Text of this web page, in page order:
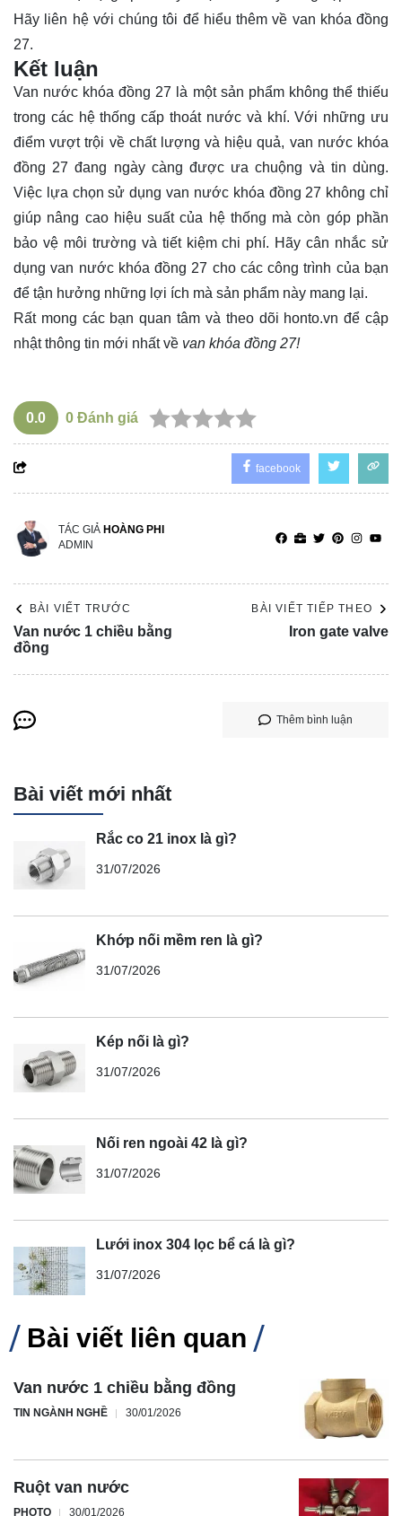
Hãy liên hệvới chúng tôi để hiểu thêm về van khóa đồng
27.
Kết luận
Van nước khóa đồng 27 là một sản phẩm không thể thiếu
trong các hệ thống cấp thoát nước và khí. Với những ưu
điểm vượt trội về chất lượng và hiệu quả, van nước khóa
đồng 27 đang ngày càng được ưa chuộng và tin dùng.
Việc lựa chọn sử dụng van nước khóa đồng 27 không chỉ
giúp nâng cao hiệu suất của hệ thống mà còn góp phần
bảo vệ môi trường và tiết kiệm chi phí. Hãy cân nhắc sử
dụng van nước khóa đồng 27 cho các công trình của bạn
để tận hưởng những lợi ích mà sản phẩm này mang lại.
Rất mong các bạn quan tâm và theo dõi honto.vn để cập
nhật thông tin mới nhất về van khóa đồng 27!
0.0 0 Đánh giá
facebook
TÁC GIẢ HOÀNG PHI
ADMIN
BÀI VIẾT TRƯỚC
Van nước 1 chiều bằng
đồng
BÀI VIẾT TIẾP THEO
Iron gate valve
Thêm bình luận
Bài viết mới nhất
Rắc co 21 inox là gì?
31/07/2026
Khớp nối mềm ren là gì?
31/07/2026
Kép nối là gì?
31/07/2026
Nối ren ngoài 42 là gì?
31/07/2026
Lưới inox 304 lọc bể cá là gì?
31/07/2026
Bài viết liên quan
Van nước 1 chiều bằng đồng
TIN NGÀNH NGHỀ 30/01/2026
Ruột van nước
PHOTO 30/01/2026